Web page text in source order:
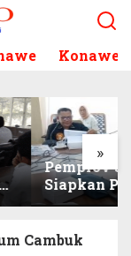
Konawe
»
Sultra
Penerimaan
PPPK 2027,
Disabilitas
Cambuk